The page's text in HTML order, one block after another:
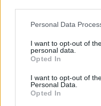
Personal Data
I want to opt-out of
personal data.
Opted In
I want to opt-out of
Personal Data.
Opted In
Antibiotiques - autre
Bisoprolol (300)
Tahor (299)
Cholestérol
Propranolol (292)
Tension artérielle - beta
Abilify (289)